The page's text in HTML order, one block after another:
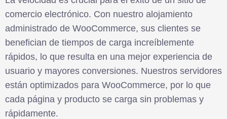
comercio electrónico. Con nuestro alojamiento
administrado de WooCommerce, sus clientes se
benefician de tiempos de carga increíblemente
rápidos, lo que resulta en una mejor experiencia de
usuario y mayores conversiones. Nuestros servidores
están optimizados para WooCommerce, por lo que
cada página y producto se carga sin problemas y
rápidamente.